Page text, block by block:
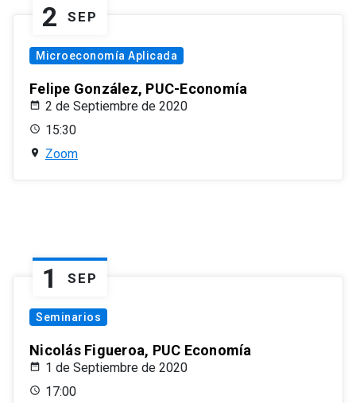
2 SEP
Microeconomía Aplicada
Felipe González, PUC-Economía
2 de Septiembre de 2020
15:30
Zoom
1 SEP
Seminarios
Nicolás Figueroa, PUC Economía
1 de Septiembre de 2020
17:00